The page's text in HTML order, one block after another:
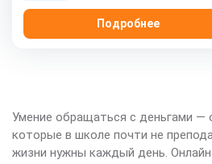
Подробнее
Умение обращаться с деньгами —
которые в школе почти не
жизни нужны каждый день.